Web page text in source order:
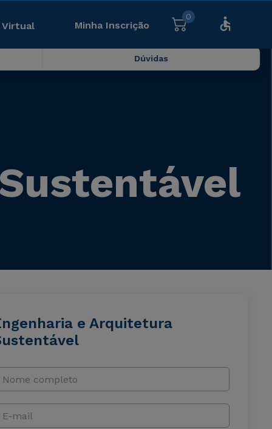
Virtual Minha Inscrição
0
Dúvidas
e Arquitetura
Nome completo
E-mail